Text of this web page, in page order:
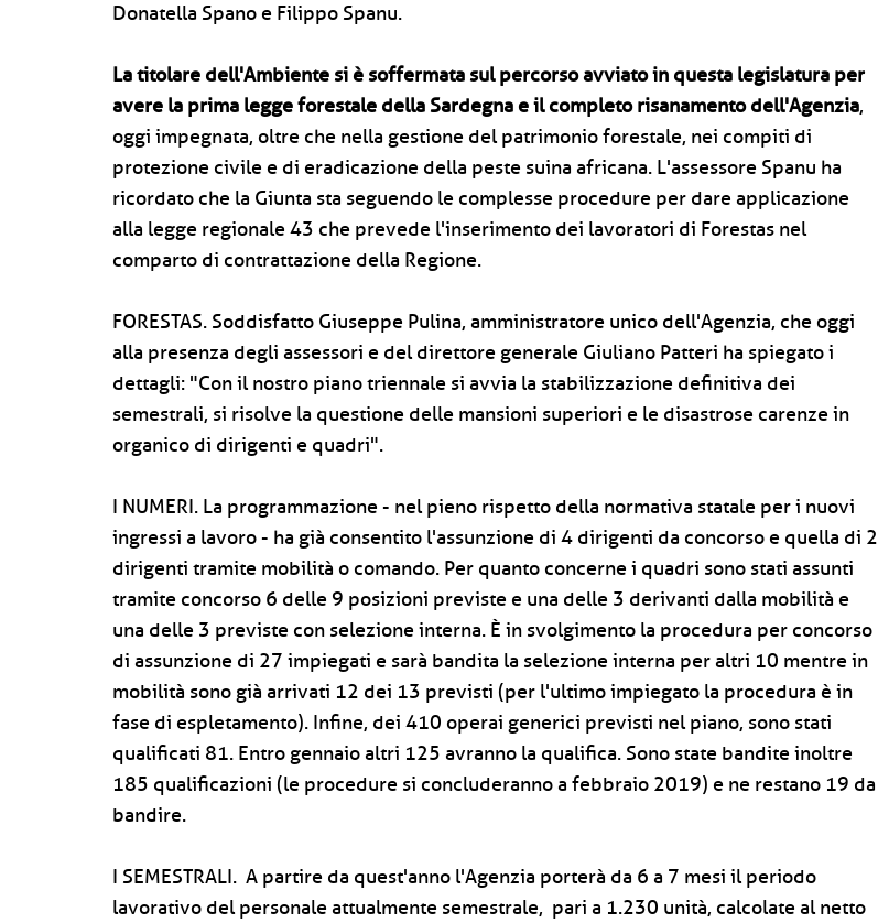
Donatella Spano e Filippo Spanu.
La titolare dell'Ambiente si è soffermata sul percorso avviato in questa legislatura per
avere la prima legge forestale della Sardegna e il completo risanamento dell'Agenzia,
oggi impegnata, oltre che nella gestione del patrimonio forestale, nei compiti di
protezione civile e di eradicazione della peste suina africana. L'assessore Spanu ha
ricordato che la Giunta sta seguendo le complesse procedure per dare applicazione
alla legge regionale 43 che prevede l'inserimento dei lavoratori di Forestas nel
comparto di contrattazione della Regione.
FORESTAS. Soddisfatto Giuseppe Pulina, amministratore unico dell'Agenzia, che oggi
alla presenza degli assessori e del direttore generale Giuliano Patteri ha spiegato i
dettagli: "Con il nostro piano triennale si avvia la stabilizzazione definitiva dei
semestrali, si risolve la questione delle mansioni superiori e le disastrose carenze in
organico di dirigenti e quadri".
I NUMERI. La programmazione - nel pieno rispetto della normativa statale per i nuovi
ingressi a lavoro - ha già consentito l'assunzione di 4 dirigenti da concorso e quella di 2
dirigenti tramite mobilità o comando. Per quanto concerne i quadri sono stati assunti
tramite concorso 6 delle 9 posizioni previste e una delle 3 derivanti dalla mobilità e
una delle 3 previste con selezione interna. È in svolgimento la procedura per concorso
di assunzione di 27 impiegati e sarà bandita la selezione interna per altri 10 mentre in
mobilità sono già arrivati 12 dei 13 previsti (per l'ultimo impiegato la procedura è in
fase di espletamento). Infine, dei 410 operai generici previsti nel piano, sono stati
qualificati 81. Entro gennaio altri 125 avranno la qualifica. Sono state bandite inoltre
185 qualificazioni (le procedure si concluderanno a febbraio 2019) e ne restano 19 da
bandire.
I SEMESTRALI. A partire da quest'anno l'Agenzia porterà da 6 a 7 mesi il periodo
lavorativo del personale attualmente semestrale, pari a 1.230 unità, calcolate al netto